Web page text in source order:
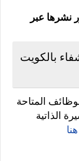
نشرها عبر
بالكويت
المتاحة
الذاتية